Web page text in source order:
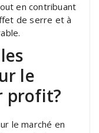
en contribuant
de serre et à
le
profit?
le marché en